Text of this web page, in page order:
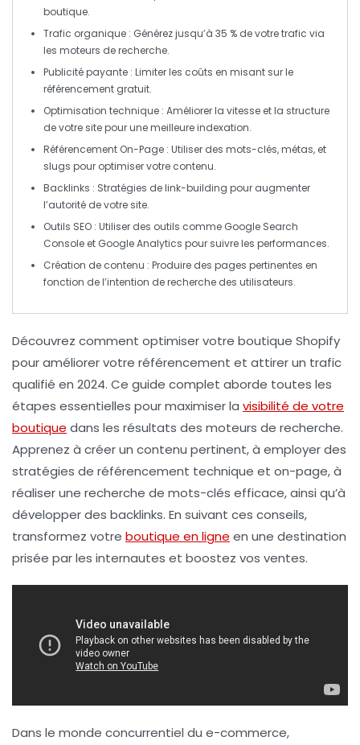
boutique.
Trafic organique : Générez jusqu’à 35 % de votre trafic via
les moteurs de recherche.
Publicité payante : Limiter les coûts en misant sur le
référencement gratuit.
Optimisation technique : Améliorer la vitesse et la structure
de votre site pour une meilleure indexation.
Référencement On-Page : Utiliser des mots-clés, métas, et
slugs pour optimiser votre contenu.
Backlinks : Stratégies delink-building pour augmenter
l’autorité de votre site.
Outils SEO : Utiliser des outils comme Google Search
Console et Google Analytics pour suivre les performances.
Création de contenu : Produire des pages pertinentes en
fonction de l’intention de recherche des utilisateurs.
Découvrez comment optimiser votre boutique Shopify
pour améliorer votre référencement et attirer un trafic
qualifié en 2024. Ce guide complet aborde toutes les
étapes essentielles pour maximiser la visibilité de votre
boutique dans les résultats des moteurs de recherche.
Apprenez à créer un contenu pertinent, à employer des
stratégies de référencement technique et on-page, à
réaliser une recherche de mots-clés efficace, ainsi qu’à
développer des backlinks. En suivant ces conseils,
transformez votre boutique en ligne en une destination
prisée par les internautes et boostez vos ventes.
Dans le monde concurrentiel du e-commerce,